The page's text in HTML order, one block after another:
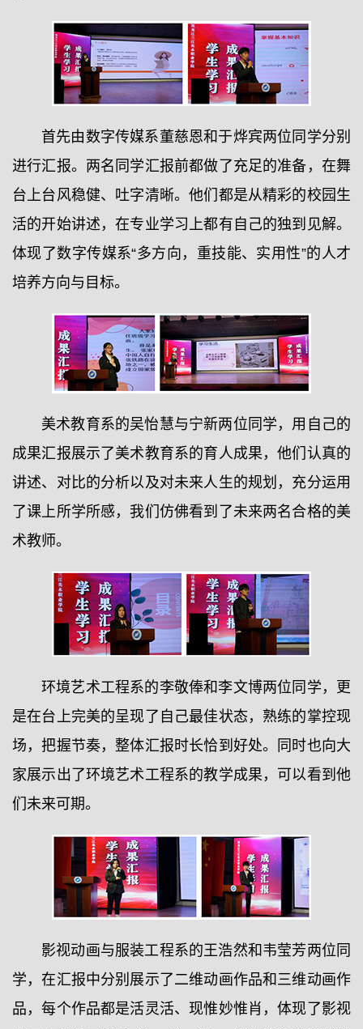
首先由数字传媒系董慈恩和于烨宾两位同学分别
进行汇报。两名同学汇报前都做了充足的准备，在舞
台上台风稳健、吐字清晰。他们都是从精彩的校园生
活的开始讲述，在专业学习上都有自己的独到见解。
体现了数字传媒系“多方向，重技能、实用性”的人才
培养方向与目标。
美术教育系的吴怡慧与宁新两位同学，用自己的
成果汇报展示了美术教育系的育人成果，他们认真的
讲述、对比的分析以及对未来人生的规划，充分运用
了课上所学所感，我们仿佛看到了未来两名合格的美
术教师。
环境艺术工程系的李敬俸和李文博两位同学，更
是在台上完美的呈现了自己最佳状态，熟练的掌控现
场，把握节奏，整体汇报时长恰到好处。同时也向大
家展示出了环境艺术工程系的教学成果，可以看到他
们未来可期。
影视动画与服装工程系的王浩然和韦莹芳两位同
学，在汇报中分别展示了二维动画作品和三维动画作
品，每个作品都是活灵活、现惟妙惟肖，体现了影视